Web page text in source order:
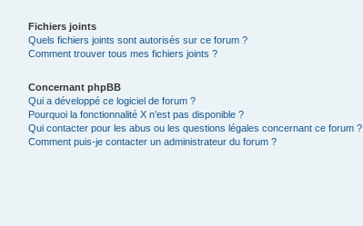
Fichiers joints
Quels fichiers joints sont autorisés sur ce forum ?
Comment trouver tous mes fichiers joints ?
Concernant phpBB
Qui a développé ce logiciel de forum ?
Pourquoi la fonctionnalité X n’est pas disponible ?
Qui contacter pour les abus ou les questions légales concernant ce forum ?
Comment puis-je contacter un administrateur du forum ?